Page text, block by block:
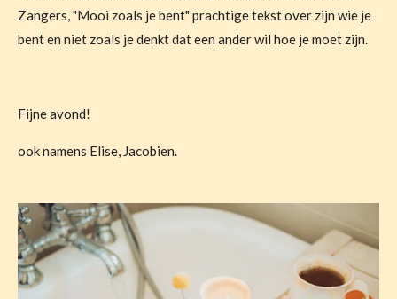
Zangers, "Mooi zoals je bent" prachtige tekst over zijn wie je
bent en niet zoals je denkt dat een ander wil hoe je moet zijn.
Fijne avond!
ook namens Elise, Jacobien.